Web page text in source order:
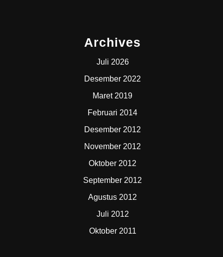
Archives
Juli 2026
Desember 2022
Maret 2019
Februari 2014
Desember 2012
November 2012
Oktober 2012
September 2012
Agustus 2012
Juli 2012
Oktober 2011